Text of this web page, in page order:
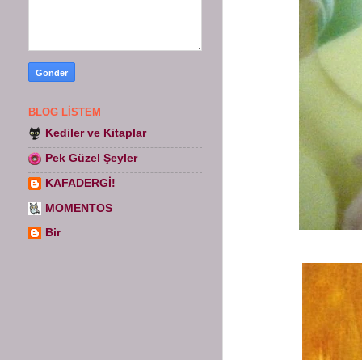
BLOG LISTEM
Kediler ve Kitaplar
Pek Güzel Şeyler
KAFADERGİ!
MOMENTOS
Bir